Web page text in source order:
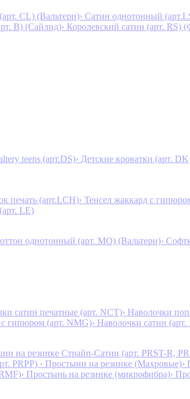
СL) (Вальтери)› Сатин однотонный
В) (Сайлид)› Королевский сатин (арт. RS)
teens (арт.DS)› Детские кроватки (арт.
печать (арт.LCH)› Тенсел жаккард с
LE)
однотонный (арт. MO) (Вальтери)›
сатин печатные (арт. NCT)› Наволочки
с гипюром (арт. NMG)› Наволочки сатин (арт.
на резинке Страйп-Сатин (арт. PRST-R,
PRPP) › Простыни на резинке (Махровые)›
› Простынь на резинке (микрофибра)›